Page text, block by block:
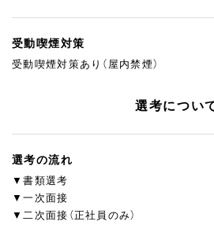
受動喫煙対策
受動喫煙対策あり（屋内禁煙）
選考につい
選考の流れ
▼書類選考
▼一次面接
▼二次面接（正社員のみ）